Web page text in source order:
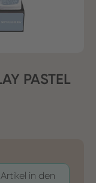
PASTEL
in den